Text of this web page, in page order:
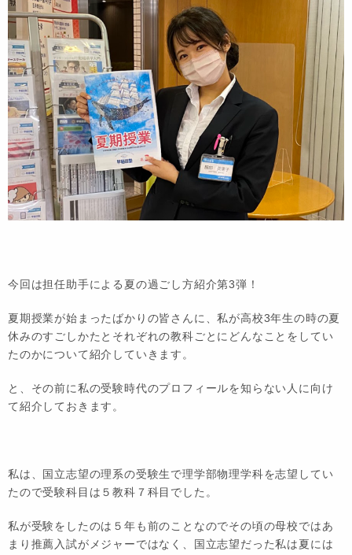
今回は担任助手による夏の過ごし方紹介第3弾！
夏期授業が始まったばかりの皆さんに、私が高校3年生の時の夏
休みのすごしかたとそれぞれの教科ごとにどんなことをしてい
たのかについて紹介していきます。
と、その前に私の受験時代のプロフィールを知らない人に向け
て紹介しておきます。
私は、国立志望の理系の受験生で理学部物理学科を志望してい
たので受験科目は５教科７科目でした。
私が受験をしたのは５年も前のことなのでその頃の母校ではあ
まり推薦入試がメジャーではなく、国立志望だった私は夏には